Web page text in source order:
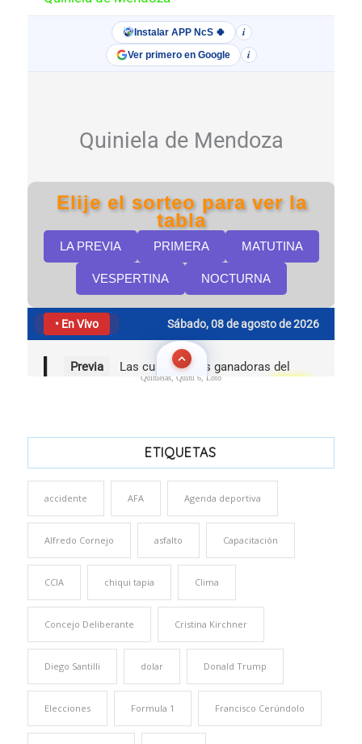
Quinielas, Quini 6, Loto
ETIQUETAS
accidente AFA Agenda deportiva
Alfredo Cornejo asfalto Capacitación
CCIA chiqui tapia Clima
Concejo Deliberante Cristina Kirchner
Diego Santilli dolar Donald Trump
Elecciones Formula 1 Francisco Cerúndolo